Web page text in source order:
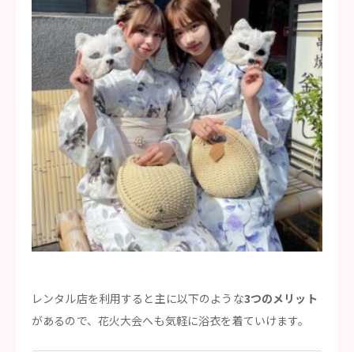
レンタル店を利用すると主に以下のような3つのメリット
があるので、花火大会へも気軽に浴衣を着ていけます。